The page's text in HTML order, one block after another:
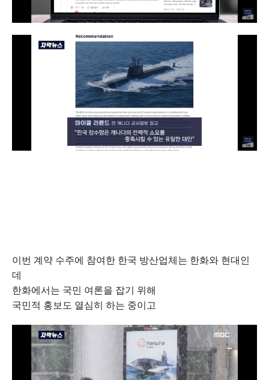
이번 계약 수주에 참여한 한국 방산업체는 한화와 현대인
데
한화에서는 국민 여론을 잡기 위해
국민적 홍보도 열심히 하는 중이고